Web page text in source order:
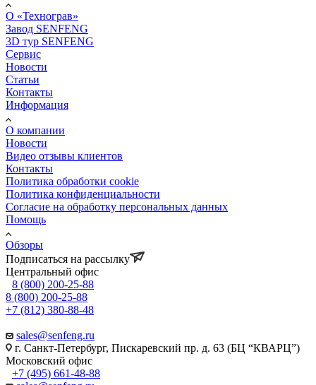
О «Технограв»
Завод SENFENG
3D тур SENFENG
Сервис
Новости
Статьи
Контакты
Информация
О компании
Новости
Видео отзывы клиентов
Контакты
Политика обработки cookie
Политика конфиденциальности
Согласие на обработку персональных данных
Помощь
Обзоры
Подписаться на рассылку
Центральный офис
8 (800) 200-25-88
8 (800) 200-25-88
+7 (812) 380-88-48
sales@senfeng.ru
г. Санкт-Петербург, Пискаревский пр. д. 63 (БЦ “КВАРЦ”)
Московский офис
+7 (495) 661-48-88